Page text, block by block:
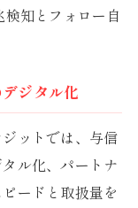
知とフォロー自
ジタル化
ットでは、与信
ル化、パートナ
ードと取扱量を